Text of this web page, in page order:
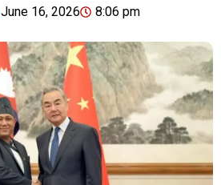
June 16, 2026 8:06 pm